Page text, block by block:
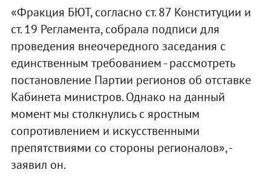
«Фракция БЮТ, согласно ст. 87 Конституции и
ст. 19 Регламента, собрала подписи для
проведения внеочередного заседания с
единственным требованием - рассмотреть
постановление Партии регионов об отставке
Кабинета министров. Однако на данный
момент мы столкнулись с яростным
сопротивлением и искусственными
препятствиями со стороны регионалов», -
заявил он.